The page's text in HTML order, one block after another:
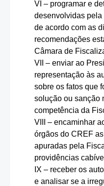
VI – programar e
desenvolvidas pela
de acordo com as
recomendações
Câmara de
VII – enviar ao
representação às
sobre os fatos que
solução ou sanção
competência da
VIII – encaminhar
órgãos do CREF
apuradas pela
providências
IX – receber os
e analisar se a